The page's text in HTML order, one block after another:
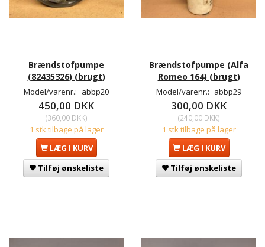
Brændstofpumpe
(82435326) (brugt)
Model/varenr.: abbp20
450,00 DKK
(360,00 DKK)
1 stk tilbage på lager
LÆG I KURV
Tilføj ønskeliste
Brændstofpumpe (Alfa
Romeo 164) (brugt)
Model/varenr.: abbp29
300,00 DKK
(240,00 DKK)
1 stk tilbage på lager
LÆG I KURV
Tilføj ønskeliste